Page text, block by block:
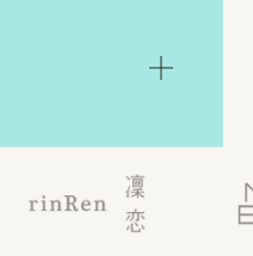
ORGANIC